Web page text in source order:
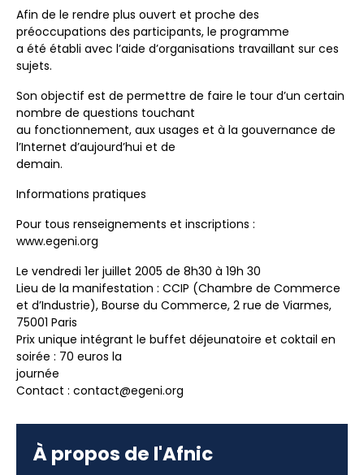
Afin de le rendre plus ouvert et proche des
préoccupations des participants, le programme
a été établi avec l’aide d’organisations travaillant sur ces
sujets.
Son objectif est de permettre de faire le tour d’un certain
nombre de questions touchant
au fonctionnement, aux usages et à la gouvernance de
l’Internet d’aujourd’hui et de
demain.
Informations pratiques
Pour tous renseignements et inscriptions :
www.egeni.org
Le vendredi 1er juillet 2005 de 8h30 à 19h 30
Lieu de la manifestation : CCIP (Chambre de Commerce
et d’Industrie), Bourse du Commerce, 2 rue de Viarmes,
75001 Paris
Prix unique intégrant le buffet déjeunatoire et coktail en
soirée : 70 euros la
journée
Contact : contact@egeni.org
À propos de l'Afnic